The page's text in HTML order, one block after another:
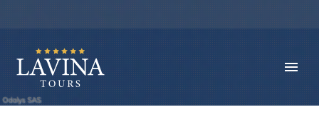
Odalys SAS